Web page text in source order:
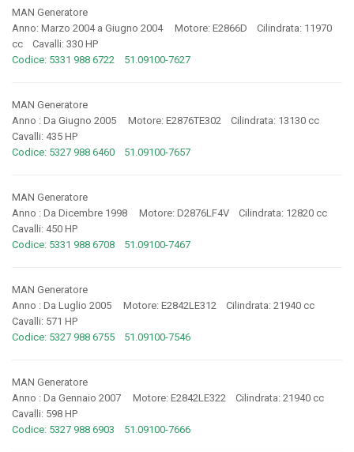
MAN Generatore
Anno: Marzo 2004 a Giugno 2004 Motore: E2866D Cilindrata: 11970
cc Cavalli: 330 HP
Codice: 5331 988 6722 51.09100-7627
MAN Generatore
Anno : Da Giugno 2005 Motore: E2876TE302 Cilindrata: 13130 cc
Cavalli: 435 HP
Codice: 5327 988 6460 51.09100-7657
MAN Generatore
Anno : Da Dicembre 1998 Motore: D2876LF4V Cilindrata: 12820 cc
Cavalli: 450 HP
Codice: 5331 988 6708 51.09100-7467
MAN Generatore
Anno : Da Luglio 2005 Motore: E2842LE312 Cilindrata: 21940 cc
Cavalli: 571 HP
Codice: 5327 988 6755 51.09100-7546
MAN Generatore
Anno : Da Gennaio 2007 Motore: E2842LE322 Cilindrata: 21940 cc
Cavalli: 598 HP
Codice: 5327 988 6903 51.09100-7666